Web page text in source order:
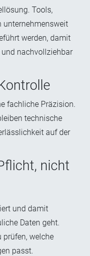
Tools,
unternehmensweit
werden, damit
nachvollziehbar
fachliche Präzision.
technische
auf der
nicht
und damit
Daten geht.
prüfen, welche
passt.